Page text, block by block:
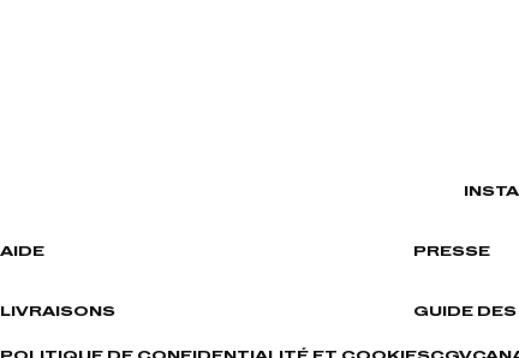
AIDE PRESSE
LIVRAISONS GUIDE